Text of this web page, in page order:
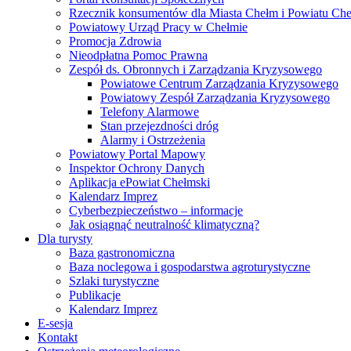
Rzecznik konsumentów dla Miasta Chełm i Powiatu
Powiatowy Urząd Pracy w Chełmie
Promocja Zdrowia
Nieodpłatna Pomoc Prawna
Zespół ds. Obronnych i Zarządzania Kryzysowego
Powiatowe Centrum Zarządzania Kryzysowego
Powiatowy Zespół Zarządzania Kryzysowego
Telefony Alarmowe
Stan przejezdności dróg
Alarmy i Ostrzeżenia
Powiatowy Portal Mapowy
Inspektor Ochrony Danych
Aplikacja ePowiat Chełmski
Kalendarz Imprez
Cyberbezpieczeństwo – informacje
Jak osiągnąć neutralność klimatyczną?
Dla turysty
Baza gastronomiczna
Baza noclegowa i gospodarstwa agroturystyczne
Szlaki turystyczne
Publikacje
Kalendarz Imprez
E-sesja
Kontakt